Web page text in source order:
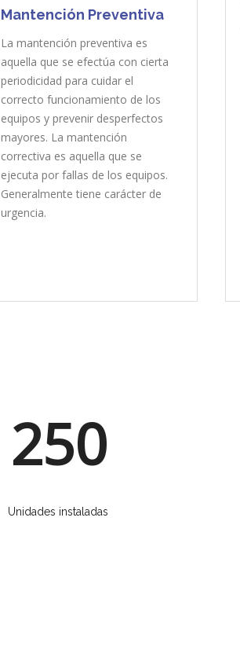
Mantención Preventiva
La mantención preventiva es
aquella que se efectúa con cierta
periodicidad para cuidar el
correcto funcionamiento de los
equipos y prevenir desperfectos
mayores. La mantención
correctiva es aquella que se
ejecuta por fallas de los equipos.
Generalmente tiene carácter de
urgencia.
250
Unidades instaladas